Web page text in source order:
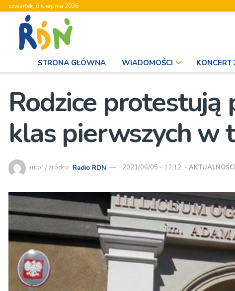
czwartek, 6 sierpnia 2026
STRONA GŁÓWNA WIADOMOŚCI KONCERT
Rodzice protestują
klas pierwszych w
autor / źródło: Radio RDN 2021/06/05 - 12:12 - AKTUALNOŚCI